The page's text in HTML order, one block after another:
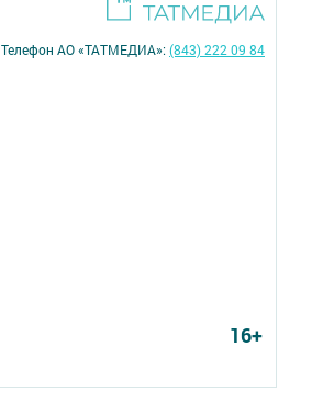
Телефон АО «ТАТМЕДИА»:(843) 222 09 84
16+